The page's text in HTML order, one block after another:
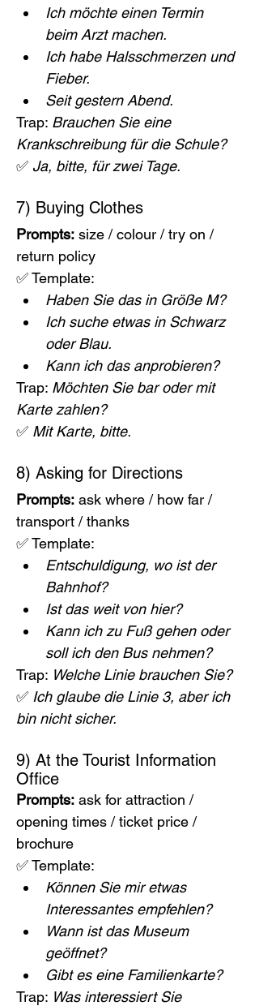
Ich möchte einen Termin
beim Arzt machen.
Ich habe Halsschmerzen und
Fieber.
Seit gestern Abend.
Trap: Brauchen Sie eine
Krankschreibung für die Schule?
✅ Ja, bitte, für zwei Tage.
7) Buying Clothes
Prompts: size / colour / try on /
return policy
✅ Template:
Haben Sie das in Größe M?
Ich suche etwas in Schwarz
oder Blau.
Kann ich das anprobieren?
Trap: Möchten Sie bar oder mit
Karte zahlen?
✅ Mit Karte, bitte.
8) Asking for Directions
Prompts: ask where / how far /
transport / thanks
✅ Template:
Entschuldigung, wo ist der
Bahnhof?
Ist das weit von hier?
Kann ich zu Fuß gehen oder
soll ich den Bus nehmen?
Trap: Welche Linie brauchen Sie?
✅ Ich glaube die Linie 3, aber ich
bin nicht sicher.
9) At the Tourist Information
Office
Prompts: ask for attraction /
opening times / ticket price /
brochure
✅ Template:
Können Sie mir etwas
Interessantes empfehlen?
Wann ist das Museum
geöffnet?
Gibt es eine Familienkarte?
Trap: Was interessiert Sie